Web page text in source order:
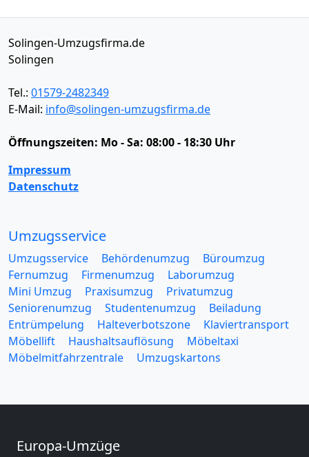
Solingen-Umzugsfirma.de
Solingen
Tel.: 01579-2482349
E-Mail: info@solingen-umzugsfirma.de
Öffnungszeiten: Mo - Sa: 08:00 - 18:30 Uhr
Impressum
Datenschutz
Umzugsservice
Umzugsservice Behördenumzug
Büroumzug
Fernumzug
Firmenumzug
Laborumzug
Mini Umzug
Praxisumzug
Privatumzug
Seniorenumzug
Studentenumzug
Beiladung
Entrümpelung
Halteverbotszone
Klaviertransport
Möbellift
Haushaltsauflösung
Möbeltaxi
Möbelmitfahrzentrale
Umzugskartons
Europa-Umzüge